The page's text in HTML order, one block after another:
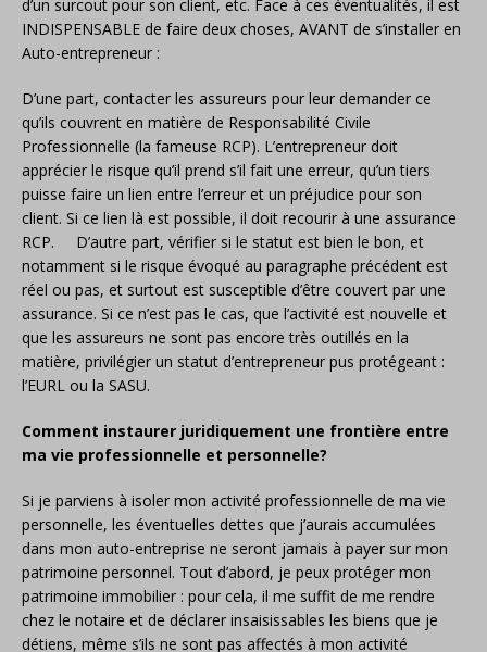
d’un surcout pour son client, etc. Face à ces éventualités, il est
INDISPENSABLE de faire deux choses, AVANT de s’installer en
Auto-entrepreneur :
D’une part, contacter les assureurs pour leur demander ce
qu’ils couvrent en matière de Responsabilité Civile
Professionnelle (la fameuse RCP). L’entrepreneur doit
apprécier le risque qu’il prend s’il fait une erreur, qu’un tiers
puisse faire un lien entre l’erreur et un préjudice pour son
client. Si ce lien là est possible, il doit recourir à une assurance
RCP. D’autre part, vérifier si le statut est bien le bon, et
notamment si le risque évoqué au paragraphe précédent est
réel ou pas, et surtout est susceptible d’être couvert par une
assurance. Si ce n’est pas le cas, que l’activité est nouvelle et
que les assureurs ne sont pas encore très outillés en la
matière, privilégier un statut d’entrepreneur pus protégeant :
l’EURL ou la SASU.
Comment instaurer juridiquement une frontière entre
ma vie professionnelle et personnelle?
Si je parviens à isoler mon activité professionnelle de ma vie
personnelle, les éventuelles dettes que j’aurais accumulées
dans mon auto-entreprise ne seront jamais à payer sur mon
patrimoine personnel. Tout d’abord, je peux protéger mon
patrimoine immobilier : pour cela, il me suffit de me rendre
chez le notaire et de déclarer insaisissables les biens que je
détiens, même s’ils ne sont pas affectés à mon activité